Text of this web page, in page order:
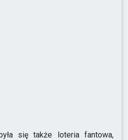
się także loteria fantowa,